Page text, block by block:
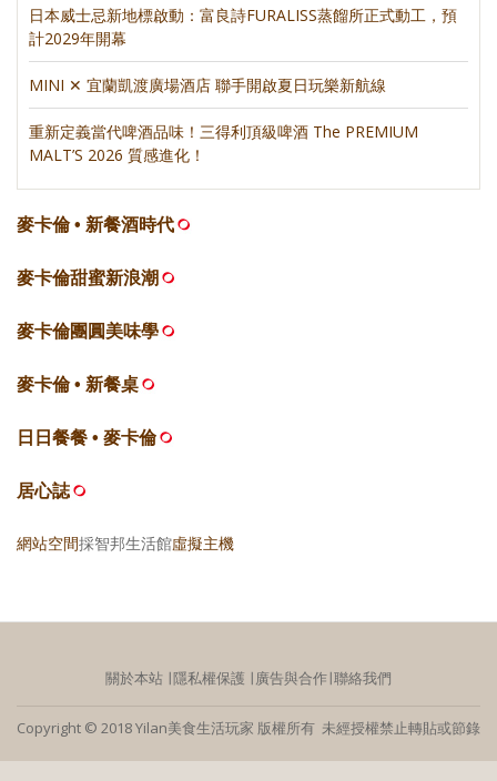
日本威士忌新地標啟動：富良詩FURALISS蒸餾所正式動工，預
計2029年開幕
MINI ✕ 宜蘭凱渡廣場酒店 聯手開啟夏日玩樂新航線
重新定義當代啤酒品味！三得利頂級啤酒 The PREMIUM
MALT’S 2026 質感進化！
麥卡倫 • 新餐酒時代
麥卡倫甜蜜新浪潮
麥卡倫團圓美味學
麥卡倫 • 新餐桌
日日餐餐 • 麥卡倫
居心誌
網站空間採智邦生活館虛擬主機
關於本站 ∣隱私權保護 ∣廣告與合作∣聯絡我們
Copyright © 2018 Yilan美食生活玩家 版權所有 未經授權禁止轉貼或節錄